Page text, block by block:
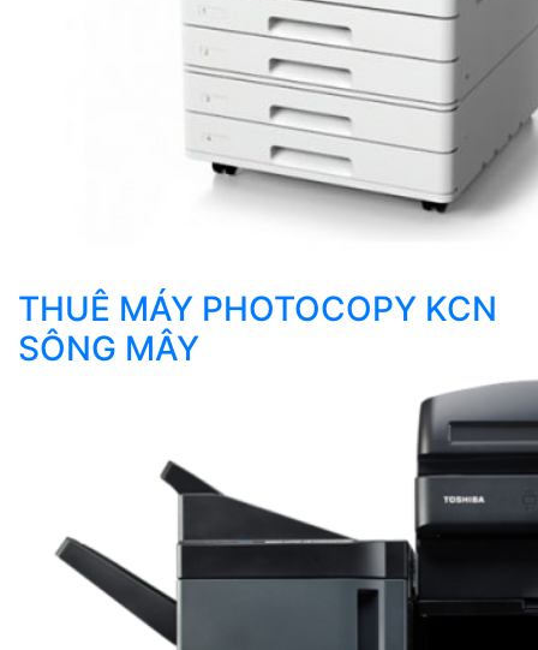
THUÊ MÁY PHOTOCOPY KCN
SÔNG MÂY